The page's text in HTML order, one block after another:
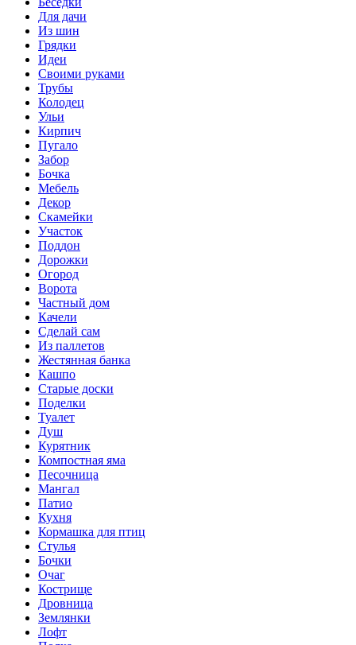
Для дачи
Из шин
Грядки
Идеи
Своими руками
Трубы
Колодец
Ульи
Кирпич
Пугало
Забор
Бочка
Мебель
Декор
Скамейки
Участок
Поддон
Дорожки
Огород
Ворота
Частный дом
Качели
Сделай сам
Из паллетов
Жестянная банка
Кашпо
Старые доски
Поделки
Туалет
Душ
Курятник
Компостная яма
Песочница
Мангал
Патио
Кухня
Кормашка для птиц
Стулья
Бочки
Очаг
Кострище
Дровница
Землянки
Лофт